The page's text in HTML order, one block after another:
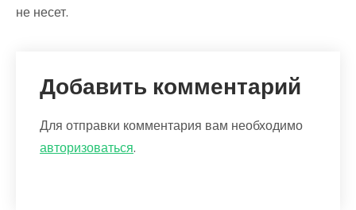
не несет.
Добавить комментарий
Для отправки комментария вам необходимо
авторизоваться.